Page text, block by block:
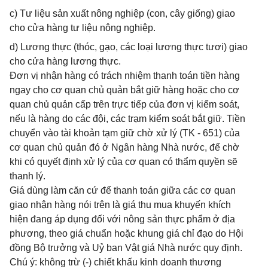
c) Tư liệu sản xuất nông nghiệp (con, cây giống) giao
cho cửa hàng tư liệu nông nghiệp.
d) Lương thực (thóc, gạo, các loại lương thực tươi) giao
cho cửa hàng lương thực.
Đơn vị nhận hàng có trách nhiệm thanh toán tiền hàng
ngay cho cơ quan chủ quản bắt giữ hàng hoặc cho cơ
quan chủ quản cấp trên trực tiếp của đơn vị kiểm soát,
nếu là hàng do các đội, các trạm kiểm soát bắt giữ. Tiền
chuyển vào tài khoản tạm giữ chờ xử lý (TK - 651) của
cơ quan chủ quản đó ở Ngân hàng Nhà nước, để chờ
khi có quyết định xử lý của cơ quan có thẩm quyền sẽ
thanh lý.
Giá dùng làm căn cứ để thanh toán giữa các cơ quan
giao nhận hàng nói trên là giá thu mua khuyến khích
hiện đang áp dụng đối với nông sản thực phẩm ở địa
phương, theo giá chuẩn hoặc khung giá chỉ đạo do Hội
đồng Bộ trưởng và Uỷ ban Vật giá Nhà nước quy định.
Chú ý: không trừ (-) chiết khấu kinh doanh thương